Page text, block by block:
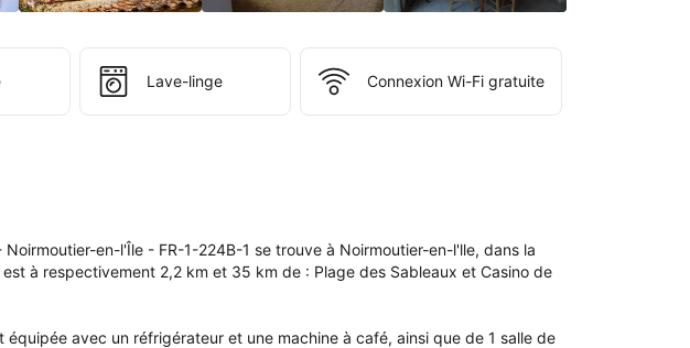
Lave-linge Connexion Wi-Fi gratuite
en-l'Île - FR-1-224B-1 se trouve à Noirmoutier-en-l'lle, dans la
à respectivement 2,2 km et 35 km de : Plage des Sableaux et Casino de
avec un réfrigérateur et une machine à café, ainsi que de 1 salle de